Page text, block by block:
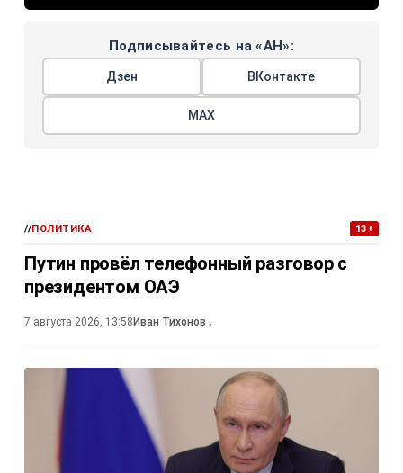
Подписывайтесь на «АН»:
Дзен ВКонтакте
МАХ
//ПОЛИТИКА 13+
Путин провёл телефонный разговор с
президентом ОАЭ
7 августа 2026, 13:58 Иван Тихонов ,